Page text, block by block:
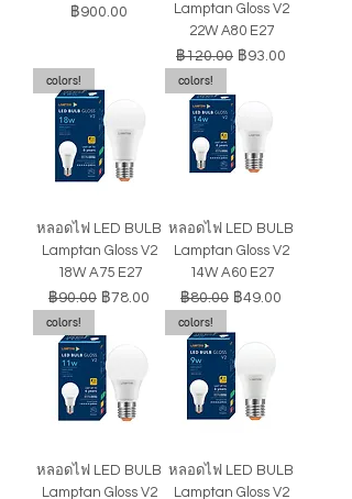
ราคา
฿900.00
Lamptan Gloss V2
22W A80 E27
ราคาปกติ
฿120.00 ราคาขายลด
฿93.00
colors!
หลอดไฟ LED BULB
Lamptan Gloss V2
18W A75 E27
ราคาปกติ
฿90.00 ราคาขายลด
฿78.00
colors!
หลอดไฟ LED BULB
Lamptan Gloss V2
14W A60 E27
ราคาปกติ
฿80.00 ราคาขายลด
฿49.00
colors!
หลอดไฟ LED BULB
Lamptan Gloss V2
colors!
หลอดไฟ LED BULB
Lamptan Gloss V2